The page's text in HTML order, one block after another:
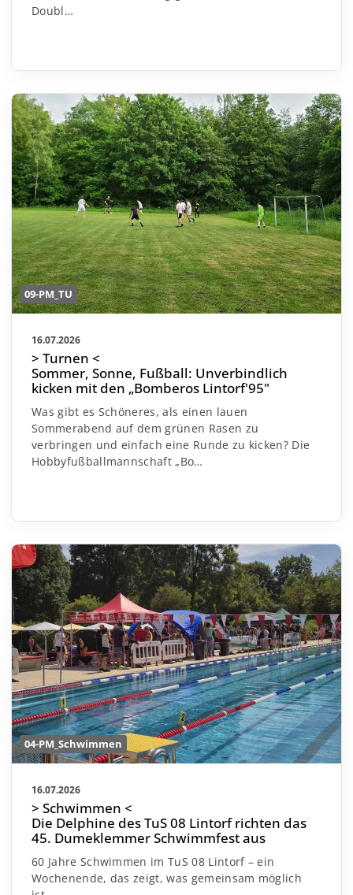
Doubl…
09-PM_TU
16.07.2026
> Turnen <
Sommer, Sonne, Fußball: Unverbindlich
kicken mit den „Bomberos Lintorf'95"
Was gibt es Schöneres, als einen lauen
Sommerabend auf dem grünen Rasen zu
verbringen und einfach eine Runde zu kicken? Die
Hobbyfußballmannschaft „Bo…
04-PM_Schwimmen
16.07.2026
> Schwimmen <
Die Delphine des TuS 08 Lintorf richten das
45. Dumeklemmer Schwimmfest aus
60 Jahre Schwimmen im TuS 08 Lintorf – ein
Wochenende, das zeigt, was gemeinsam möglich